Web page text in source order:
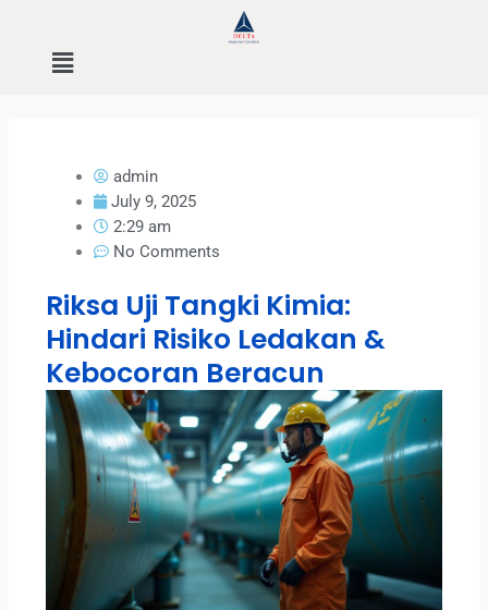
contentMenu
admin
July 9, 2025
2:29 am
No Comments
Riksa Uji Tangki Kimia:
Hindari Risiko Ledakan &
Kebocoran Beracun